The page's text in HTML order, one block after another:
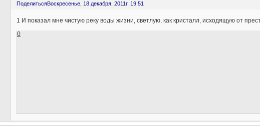
ПоделитьсяВоскресенье, 18 декабря, 2011г. 19:51
1 И показал мне чистую реку воды жизни, светлую, как кристалл, исходящую от
0